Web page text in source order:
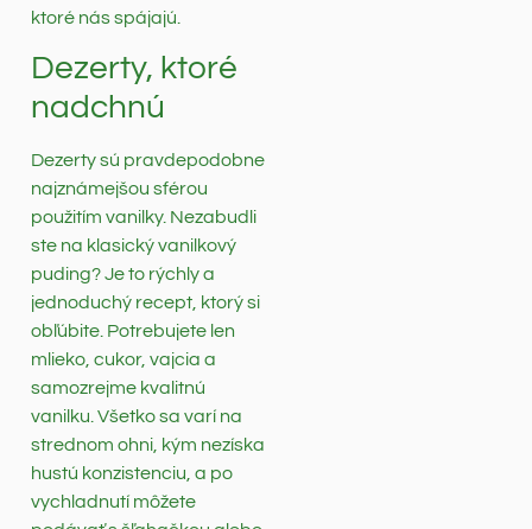
ktoré nás spájajú.
Dezerty, ktoré
nadchnú
Dezerty sú pravdepodobne
najznámejšou sférou
použitím vanilky. Nezabudli
ste na klasický vanilkový
puding? Je to rýchly a
jednoduchý recept, ktorý si
obľúbite. Potrebujete len
mlieko, cukor, vajcia a
samozrejme kvalitnú
vanilku. Všetko sa varí na
strednom ohni, kým nezíska
hustú konzistenciu, a po
vychladnutí môžete